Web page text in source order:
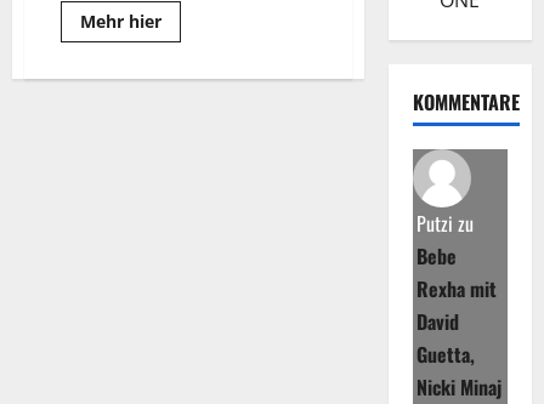
Mehr hierRead
more
MAX: KOMMENTARE
Putzi zu
Bebe
Rexha mit
David
Guetta,
Nicki Minaj